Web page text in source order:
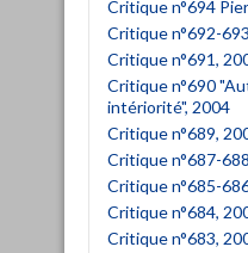
Critique n°694
Critique n°692-
Critique n°691,
Critique n°690
intériorité", 2004
Critique n°689,
Critique n°687-
Critique n°685-
Critique n°684,
Critique n°683,